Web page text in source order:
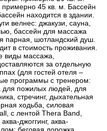
45 кв. м. Бассейн
находится в здании.
велнес: джакузи, сауна,
бассейн для массажа
парная, шотландский душ.
в стоимость проживания.
виды массажа,
за отдельную
(для гостей отеля –
программы с тренером:
для пожилых людей, для
стречинг, дыхательная
ходьба, силовая
с лентой Thera Band,
джоггинг, аква-